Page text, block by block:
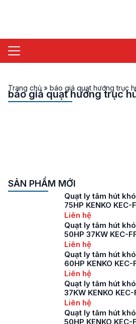
Trang chủ » báo giá quạt hướng trục
báo giá quạt hướng trục
SẢN PHẨM MỚI
Quạt ly tâm hút
75HP KENKO KEC-
Liên hệ
Quạt ly tâm hút
50HP 37KW KEC-
Liên hệ
Quạt ly tâm hút
60HP KENKO KEC-
Liên hệ
Quạt ly tâm hút
37KW KENKO KEC-
Liên hệ
Quạt ly tâm hút
50HP KENKO KEC-